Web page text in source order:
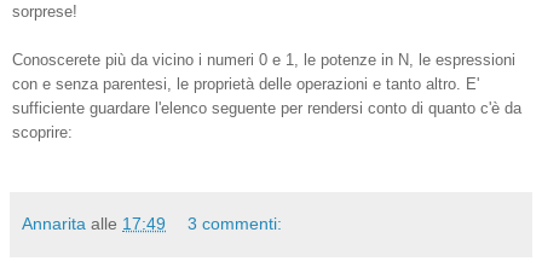
sorprese!
Conoscerete più da vicino i numeri 0 e 1, le potenze in N, le espressioni
con e senza parentesi, le proprietà delle operazioni e tanto altro. E'
sufficiente guardare l'elenco seguente per rendersi conto di quanto c'è da
scoprire:
Annarita alle 17:49 3 commenti: